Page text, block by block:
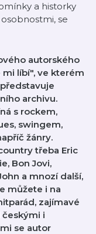
a historky
se
autorského
mi líbí", ve kterém
představuje
archivu.
s rockem,
swingem,
žánry.
třeba Eric
Bon Jovi,
a mnozí další,
můžete i na
zajímavé
i
se autor